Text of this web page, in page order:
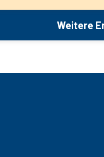
Weitere